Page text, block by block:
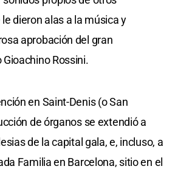
dieron alas a la música y
aprobación del gran
Rossini.
en Saint-Denis (o San
de órganos se extendió a
de la capital gala, e, incluso, a
Familia en Barcelona, sitio en el